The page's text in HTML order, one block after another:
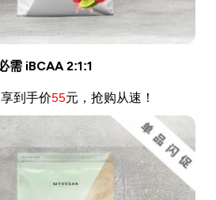
需 iBCAA 2:1:1
到手价55元，抢购从速！